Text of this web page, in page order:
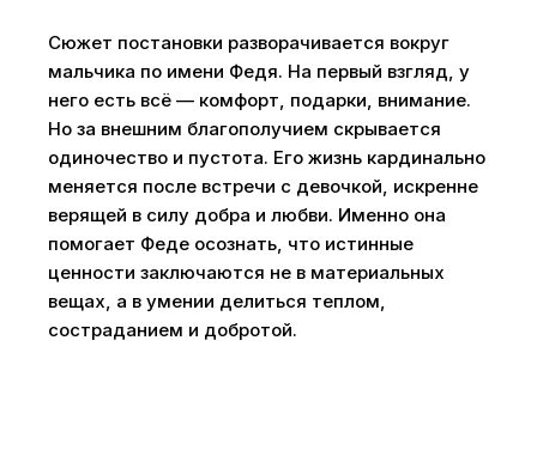
Сюжет постановки разворачивается вокруг
мальчика по имени Федя. На первый взгляд, у
него есть всё — комфорт, подарки, внимание.
Но за внешним благополучием скрывается
одиночество и пустота. Его жизнь кардинально
меняется после встречи с девочкой, искренне
верящей в силу добра и любви. Именно она
помогает Феде осознать, что истинные
ценности заключаются не в материальных
вещах, а в умении делиться теплом,
состраданием и добротой.